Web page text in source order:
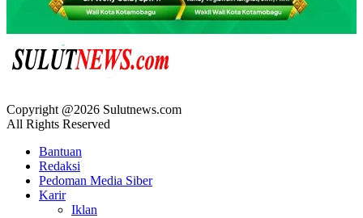
Copyright @2026 Sulutnews.com
All Rights Reserved
Bantuan
Redaksi
Pedoman Media Siber
Karir
Iklan